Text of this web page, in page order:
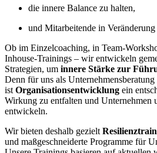
die innere Balance zu halten,
und Mitarbeitende in
Ob im Einzelcoaching, in Team-
Inhouse-Trainings – wir entwickeln
Strategien, um innere Stärke zur
Denn für uns als Unternehmensberatung
ist Organisationsentwicklung ein
Wirkung zu entfalten und Unternehmen
entwickeln.
Wir bieten deshalb gezielt
und maßgeschneiderte Programme für